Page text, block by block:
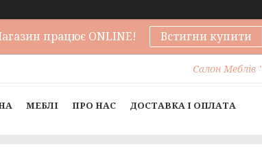
працює ONLINE! Встигни купити
Салон Меблів
МЕБЛІ ПРО НАС ДОСТАВКА І ОПЛАТА